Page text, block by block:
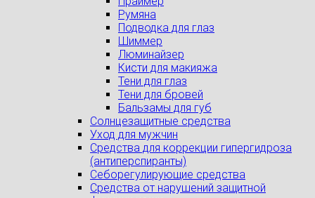
Румяна
Подводка для глаз
Шиммер
Люминайзер
Кисти для макияжа
Тени для глаз
Тени для бровей
Бальзамы для губ
Солнцезащитные средства
Уход для мужчин
Средства для коррекции гипергидроза
(антиперспиранты)
Себорегулирующие средства
Средства от нарушений защитной